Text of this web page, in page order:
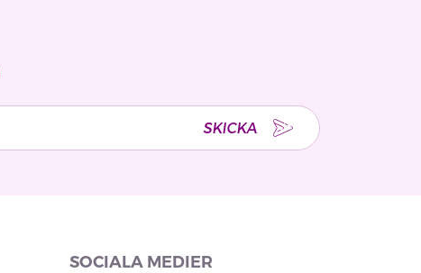
SKICKA
SOCIALA MEDIER